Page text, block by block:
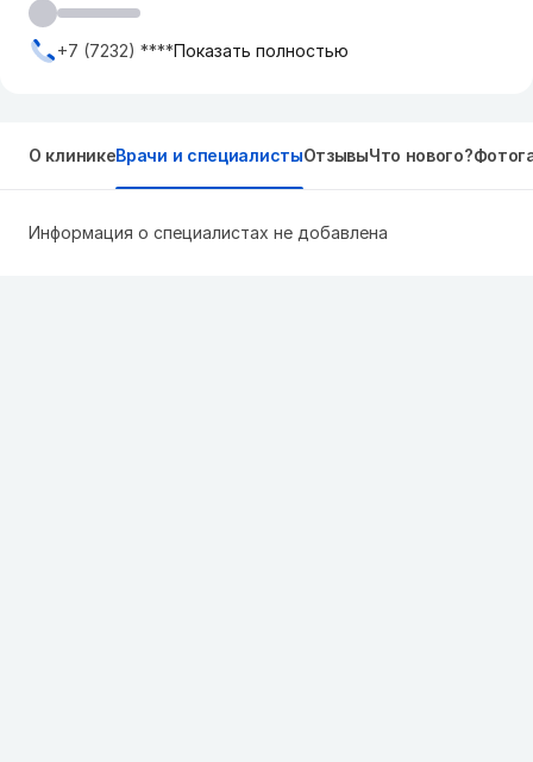
+7 (7232) ****Показать полностью
О клиникеВрачи и специалистыОтзывыЧто нового?
Информация о специалистах не добавлена